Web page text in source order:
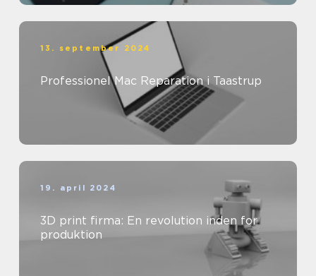
13. september 2024
Professionel Mac Reparation i Taastrup
19. april 2024
3D print firma: En revolution inden for
produktion